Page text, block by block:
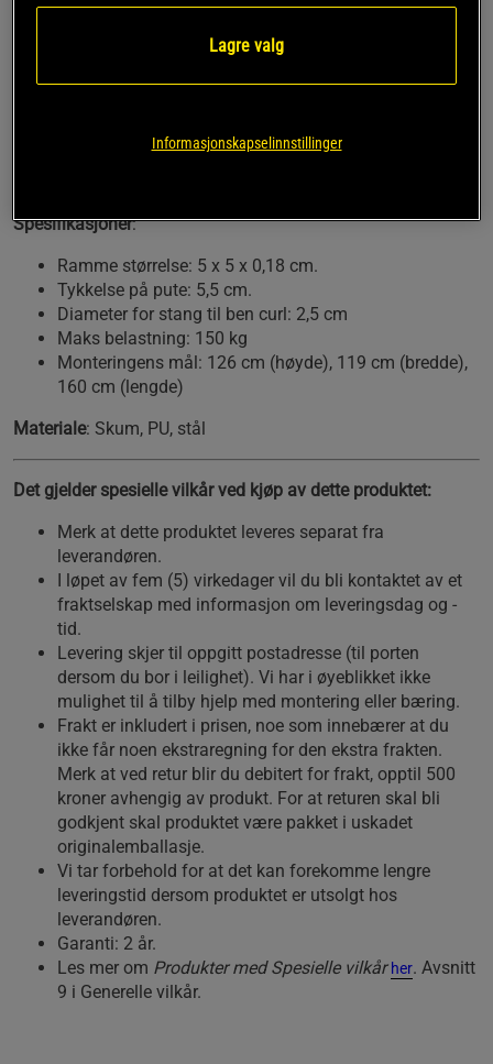
skape den perfekte vinkelen for treningen din. I tillegg er
benken utstyrt med to holdere for vektstangen din, noe som
gjør det enkelt å bytte mellom ulike øvelser og holde
stangen på plass under treningen. TITAN LIFE Essential
være putene laget av skum av høy kvalitet. Dette sikrer en
komfortabel og stabil plattform for treningen din, uansett
Spesifikasjoner:
Ramme størrelse: 5 x 5 x 0,18 cm.
Tykkelse på pute: 5,5 cm.
Diameter for stang til ben curl: 2,5 cm
Maks belastning: 150 kg
Monteringens mål: 126 cm (høyde), 119 cm (bredde),
160 cm (lengde)
Materiale: Skum, PU, stål
Det gjelder spesielle vilkår ved kjøp av dette produktet:
Merk at dette produktet leveres separat fra
leverandøren.
I løpet av fem (5) virkedager vil du bli kontaktet av et
fraktselskap med informasjon om leveringsdag og -
tid.
Levering skjer til oppgitt postadresse (til porten
dersom du bor i leilighet). Vi har i øyeblikket ikke
mulighet til å tilby hjelp med montering eller bæring.
Frakt er inkludert i prisen, noe som innebærer at du
ikke får noen ekstraregning for den ekstra frakten.
Merk at ved retur blir du debitert for frakt, opptil 500
kroner avhengig av produkt. For at returen skal bli
godkjent skal produktet være pakket i uskadet
originalemballasje.
Vi tar forbehold for at det kan forekomme lengre
leveringstid dersom produktet er utsolgt hos
leverandøren.
Garanti: 2 år.
Les mer om Produkter med Spesielle vilkår her. Avsnitt
9 i Generelle vilkår.
Lagre valg
Informasjonskapselinnstillinger